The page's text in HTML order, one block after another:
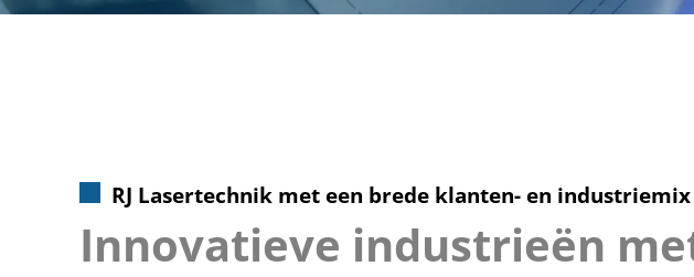
RJ Lasertechnik met een brede klanten- en industriemix
Innovatieve industrieën